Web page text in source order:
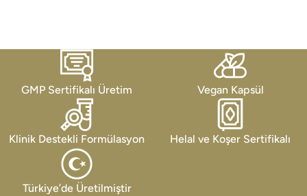
GMP Sertifikalı Üretim Vegan Kapsül
Klinik Destekli Formülasyon Helal ve Koşer Sertifikalı
Türkiye’de Üretilmiştir